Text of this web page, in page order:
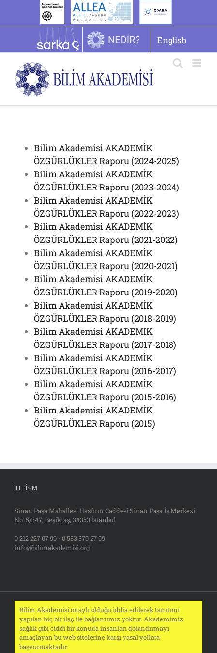
English
Bilim Akademisi AKADEMİK
ÖZGÜRLÜKLER Raporu (2024-2025)
Bilim Akademisi AKADEMİK
ÖZGÜRLÜKLER Raporu (2023-2024)
Bilim Akademisi AKADEMİK
ÖZGÜRLÜKLER Raporu (2022-2023)
Bilim Akademisi AKADEMİK
ÖZGÜRLÜKLER Raporu (2021-2022)
Bilim Akademisi AKADEMİK
ÖZGÜRLÜKLER Raporu (2020-2021)
Bilim Akademisi AKADEMİK
ÖZGÜRLÜKLER Raporu (2019-2020)
Bilim Akademisi AKADEMİK
ÖZGÜRLÜKLER Raporu (2018-2019)
Bilim Akademisi AKADEMİK
ÖZGÜRLÜKLER Raporu (2017-2018)
Bilim Akademisi AKADEMİK
ÖZGÜRLÜKLER Raporu (2016-2017)
Bilim Akademisi AKADEMİK
ÖZGÜRLÜKLER Raporu (2015-2016)
Bilim Akademisi AKADEMİK
ÖZGÜRLÜKLER Raporu (2015)
İLETIŞIM
Sinan Paşa Mahallesi Hasfırın Caddesi Sinan Paşa İş Merkezi
No: 5/347, Beşiktaş, 34353 İstanbul
0 212 227 07 99 - 0 533 379 27 99
info@bilimakademisi.org
Bilim Akademisi onaylı olduğu iddia edilerek tanıtımı
yapılan hiç bir ilaç ile bağlantımız yoktur. Akademimiz
sağlık gibi ciddi bir konuda insanları dolandırmayı
amaçlayan bu web sitelerine karşı yasal yollara
başvurmaktadır.